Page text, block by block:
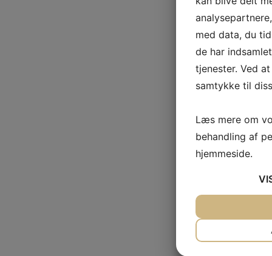
med data, du
de har
tjenester. Ved
samtykke til
Læs mere om
behandling af
hjemmeside.